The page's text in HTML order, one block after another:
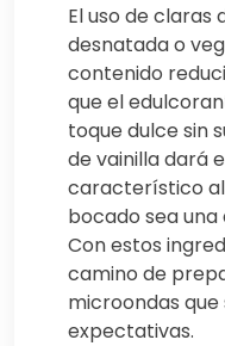
El uso de claras
desnatada o
contenido
que el
toque dulce sin
de vainilla dará
característico
bocado sea
Con estos
camino de
microondas
expectativas.